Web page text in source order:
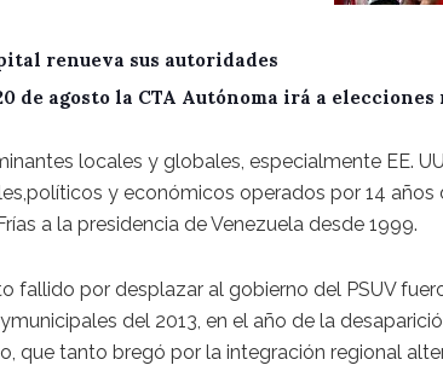
renueva sus autoridades
de agosto la CTA Autónoma irá a
locales y globales, especialmente EE.
y económicos operados por 14 años
a la presidencia de Venezuela desde 1999.
fallido por desplazar al gobierno del PSUV
del 2013, en el año de la
que tanto bregó por la integración regional